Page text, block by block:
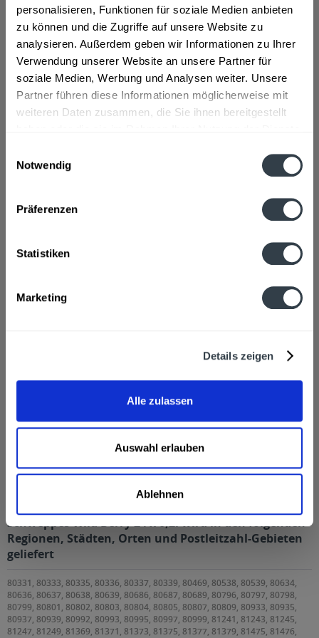
personalisieren, Funktionen für soziale Medien anbieten
zu können und die Zugriffe auf unsere Website zu
analysieren. Außerdem geben wir Informationen zu Ihrer
Verwendung unserer Website an unsere Partner für
soziale Medien, Werbung und Analysen weiter. Unsere
Partner führen diese Informationen möglicherweise mit
weiteren Daten zusammen, die Sie ihnen bereitgestellt
Notwendig
Präferenzen
Statistiken
Marketing
Details zeigen
Alle zulassen
Auswahl erlauben
Ablehnen
Zutaten und Allergene
Wasser, Zucker, Kohlensäure, Säuerungsmittel
Citronensäure, Aroma, Konzentrate (Hibiskus, Karotte)
mehr
Lebensmittelunternehmer
Schweppes Deutschland GmbH, Hagener StraÃŸe 261,
Nährwertangaben
Kunden haben sich ebenfalls angesehen
Schweppes Wild Berry 24 x 0,2l
Schweppes Wild Berry 24 x 0,2l wird in den folgenden
Regionen, Städten, Orten und Postleitzahl-Gebieten
geliefert
80331, 80333, 80335, 80336, 80337, 80339, 80469, 80538, 80539, 80634,
80636, 80637, 80638, 80639, 80686, 80687, 80689, 80796, 80797, 80798,
80799, 80801, 80802, 80803, 80804, 80805, 80807, 80809, 80933, 80935,
80937, 80939, 80992, 80993, 80995, 80997, 80999, 81241, 81243, 81245,
81247, 81249, 81369, 81371, 81373, 81375, 81377, 81379, 81475, 81476,